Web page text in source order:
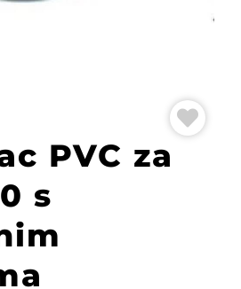
PVC za
s